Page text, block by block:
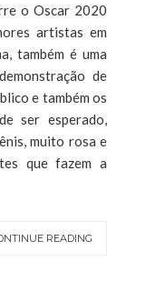
o Oscar 2020
artistas em
também é uma
de
e também os
ser esperado,
muito rosa e
que fazem a
READING